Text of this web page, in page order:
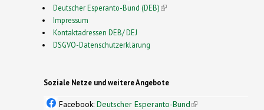
Deutscher Esperanto-Bund (DEB)(link is external)
Impressum
Kontaktadressen DEB/ DEJ
DSGVO-Datenschutzerklärung
Soziale Netze und weitere Angebote
Facebook: Deutscher Esperanto-Bund(link is